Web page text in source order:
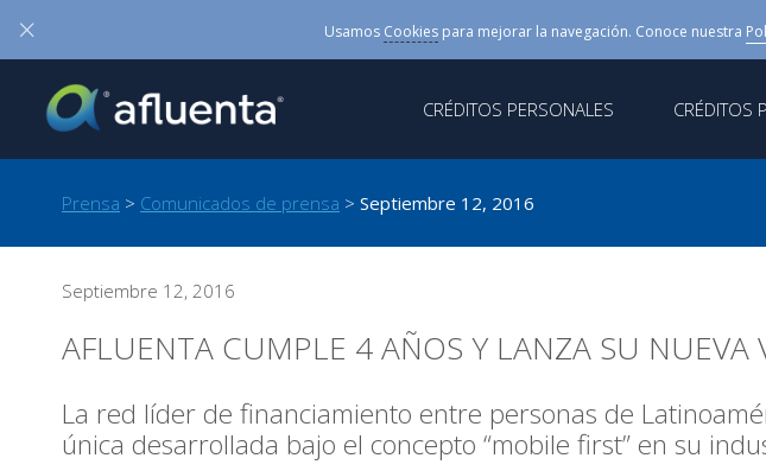
× Usamos Cookiespara mejorar la navegación. Conoce nuestra
CRÉDITOS PERSONALES CRÉDITOS
Prensa > Comunicados de prensa > Septiembre 12, 2016
Septiembre 12, 2016
AFLUENTA CUMPLE 4 AÑOS Y LANZA SU NUEVA
La red líder de financiamiento entre personas de
única desarrollada bajo el concepto “mobile first” en su